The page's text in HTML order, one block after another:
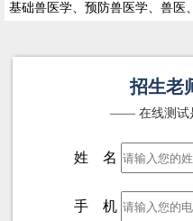
基础兽医学、预防兽医学、兽医
招生老
—— 在线测试
姓 名
手 机